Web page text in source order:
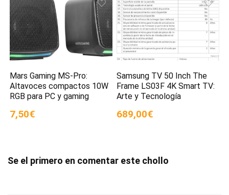
Mars Gaming MS-Pro:
Altavoces compactos 10W
RGB para PC y gaming
7,50€
Samsung TV 50 Inch The
Frame LS03F 4K Smart TV:
Arte y Tecnología
689,00€
Se el primero en comentar este chollo